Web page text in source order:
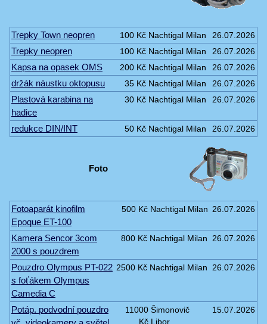
Trepky Town neopren 100 Kč Nachtigal Milan 26.07.2026
Trepky neopren 100 Kč Nachtigal Milan 26.07.2026
Kapsa na opasek OMS 200 Kč Nachtigal Milan 26.07.2026
držák náustku oktopusu 35 Kč Nachtigal Milan 26.07.2026
Plastová karabina na
hadice
30 Kč Nachtigal Milan 26.07.2026
redukce DIN/INT 50 Kč Nachtigal Milan 26.07.2026
Foto
Fotoaparát kinofilm
Epoque ET-100
500 Kč Nachtigal Milan 26.07.2026
Kamera Sencor 3com
2000 s pouzdrem
800 Kč Nachtigal Milan 26.07.2026
Pouzdro Olympus PT-022
s foťákem Olympus
Camedia C
2500 Kč Nachtigal Milan 26.07.2026
Potáp. podvodní pouzdro
11000
Kč
Šimonovič
Libor
15.07.2026